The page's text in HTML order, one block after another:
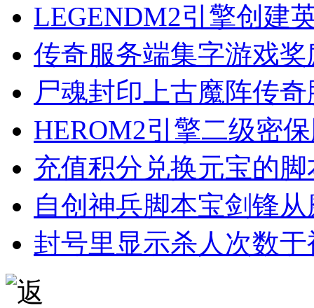
LEGENDM2引擎创建
传奇服务端集字游戏
尸魂封印上古魔阵传
HEROM2引擎二级密
充值积分兑换元宝的
自创神兵脚本宝剑锋
封号里显示杀人次数